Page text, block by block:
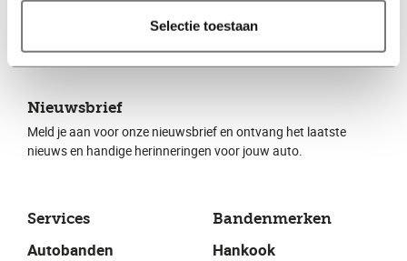
Selectie toestaan
Services
Autobanden
Bandenmerken
Hankook
Nieuwsbrief
Meld je aan voor onze nieuwsbrief en ontvang het laatste
nieuws en handige herinneringen voor jouw auto.